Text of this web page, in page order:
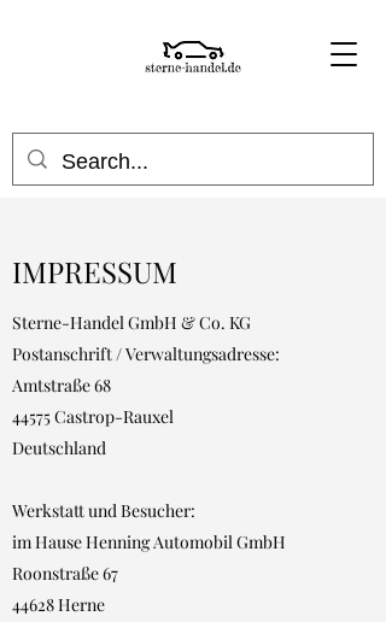
IMPRESSUM
Sterne-Handel GmbH & Co. KG
Postanschrift / Verwaltungsadresse:
Amtstraße 68
44575 Castrop-Rauxel
Deutschland
Werkstatt und Besucher:
im Hause Henning Automobil GmbH
Roonstraße 67
44628 Herne